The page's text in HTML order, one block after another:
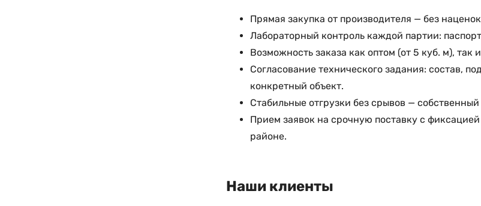
Прямая закупка от производителя — без
Лабораторный контроль каждой партии:
Возможность заказа как оптом (от 5 куб. м),
Согласование технического задания: состав,
конкретный объект.
Стабильные отгрузки без срывов —
Прием заявок на срочную поставку с
районе.
Наши клиенты